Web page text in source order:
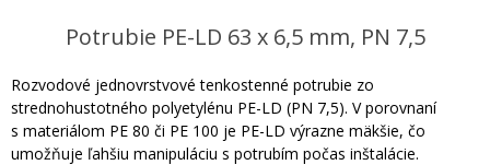
Potrubie PE-LD 63 x 6,5 mm, PN 7,5
Rozvodové jednovrstvové tenkostenné potrubie zo
strednohustotného polyetylénu PE-LD (PN 7,5). V porovnaní
s materiálom PE 80 či PE 100 je PE-LD výrazne mäkšie, čo
umožňuje ľahšiu manipuláciu s potrubím počas inštalácie.